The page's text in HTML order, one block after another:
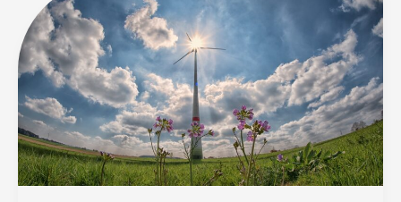
del
Planeta:
Experto
llama
seguir
democratizando
las
energías
renovables.